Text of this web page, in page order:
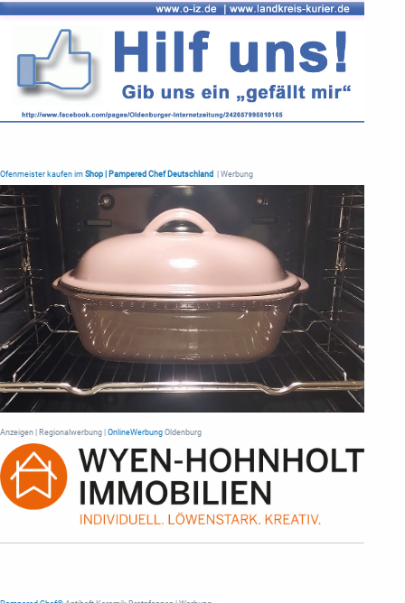
Ofenmeister kaufen im Shop | Pampered Chef Deutschland | Werbung
Anzeigen | Regionalwerbung | OnlineWerbung Oldenburg